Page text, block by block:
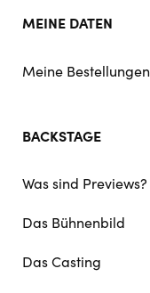
MEINE DATEN
Meine Bestellungen
BACKSTAGE
Was sind Previews?
Das Bühnenbild
Das Casting